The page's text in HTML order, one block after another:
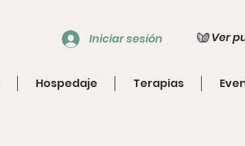
Iniciar sesión Ver
Hospedaje Terapias